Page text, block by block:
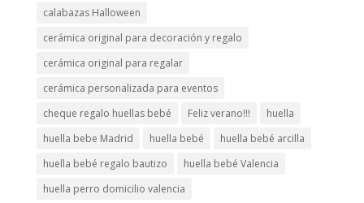
calabazas Halloween
cerámica original para decoración y regalo
cerámica original para regalar
cerámica personalizada para eventos
cheque regalo huellas bebé
Feliz verano!!!
huella
huella bebe Madrid
huella bebé
huella bebé arcilla
huella bebé regalo bautizo
huella bebé Valencia
huella perro domicilio valencia